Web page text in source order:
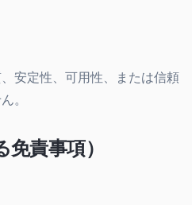
安定性、可用性、または信頼
。
責事項）